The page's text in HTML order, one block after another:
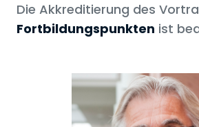
Die Akkreditierung des
Fortbildungspunkten ist